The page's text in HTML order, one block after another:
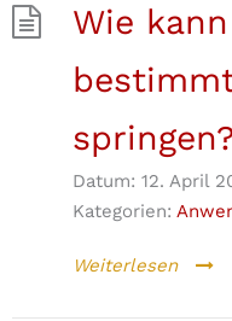
Wie
springen?
Datum: 12. April
Kategorien:
Weiterlesen